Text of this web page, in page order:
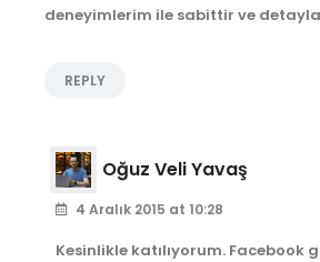
deneyimlerim ile sabittir ve
REPLY
Oğuz Veli Yavaş
4 Aralık 2015 at 10:28
Kesinlikle katılıyorum. Facebook